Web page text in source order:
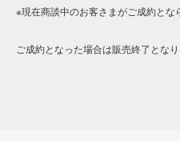
※現在商談中のお客さまがご成約と
ご成約となった場合は販売終了とな